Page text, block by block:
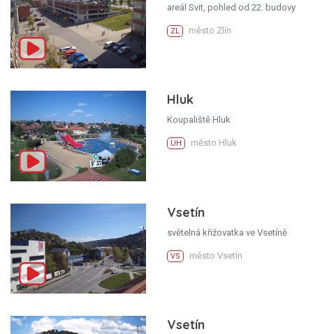
areál Svit, pohled od 22. budovy
ZL město Zlín
Hluk
Koupaliště Hluk
UH město Hluk
Vsetín
světelná křižovatka ve Vsetíně
VS město Vsetín
Vsetín